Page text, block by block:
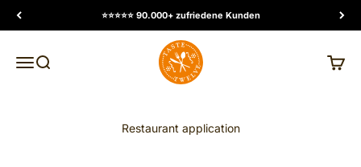
⭐️⭐️⭐️⭐️⭐️ 90.000+ zufriedene Kunden
MENUSearch
TasteTwelve
Cart
Restaurant application